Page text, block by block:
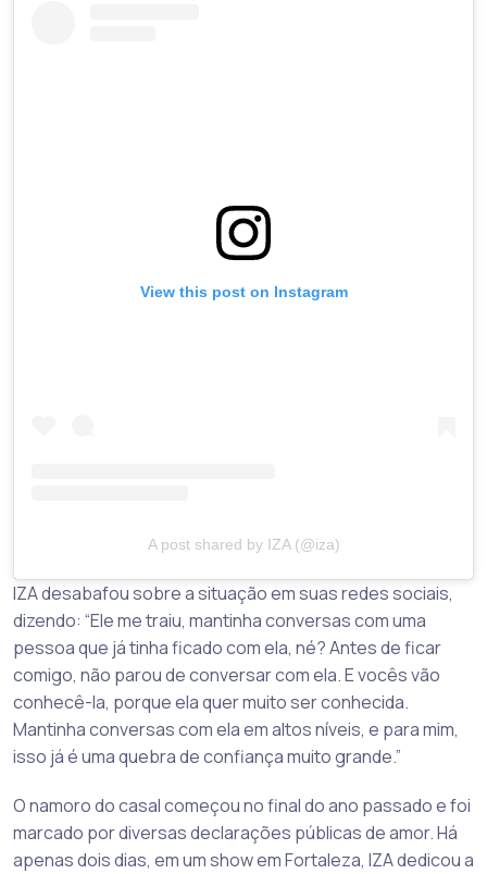
View this post on Instagram
A post shared by IZA (@iza)
IZA desabafou sobre a situação em suas redes sociais,
dizendo: “Ele me traiu, mantinha conversas com uma
pessoa que já tinha ficado com ela, né? Antes de ficar
comigo, não parou de conversar com ela. E vocês vão
conhecê-la, porque ela quer muito ser conhecida.
Mantinha conversas com ela em altos níveis, e para mim,
isso já é uma quebra de confiança muito grande.”
O namoro do casal começou no final do ano passado e foi
marcado por diversas declarações públicas de amor. Há
apenas dois dias, em um show em Fortaleza, IZA dedicou a